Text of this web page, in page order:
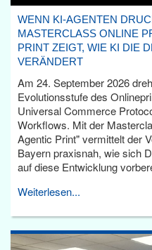
WENN KI-AGENTEN
MASTERCLASS ONLINE
PRINT ZEIGT, WIE KI DIE
VERÄNDERT
Am 24. September 2026
Evolutionsstufe des
Universal Commerce
Workflows. Mit der
Agentic Print" vermittelt der
Bayern praxisnah, wie sich
auf diese Entwicklung
Weiterlesen...